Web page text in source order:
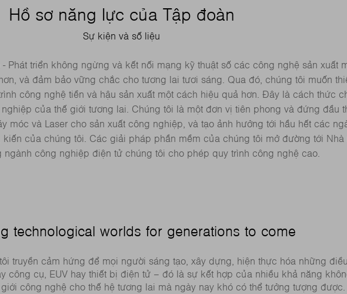
Hồ sơ năng lực của Tập đoàn
Sự kiện và số liệu
Phát triển không ngừng và kết nối mạng kỹ thuật số các công nghệ sản xuất
và đảm bảo vững chắc cho tương lai tươi sáng. Qua đó, chúng tôi muốn
công nghệ tiền và hậu sản xuất một cách hiệu quả hơn. Đây là cách thức
của thế giới tương lai. Chúng tôi là một đơn vị tiên phong và đứng đầu
móc và Laser cho sản xuất công nghiệp, và tạo ảnh hưởng tới hầu hết các
của chúng tôi. Các giải pháp phần mềm của chúng tôi mở đường tới Nhà
ngành công nghiệp điện tử chúng tôi cho phép quy trình công nghệ cao.
technological worlds for generations to come
truyền cảm hứng để mọi người sáng tạo, xây dựng, hiện thực hóa những
công cụ, EUV hay thiết bị điện tử – đó là sự kết hợp của nhiều khả năng
công nghệ cho thế hệ tương lai mà ngày nay khó có thể tưởng tượng